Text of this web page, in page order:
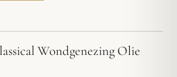
Wondgenezing Olie